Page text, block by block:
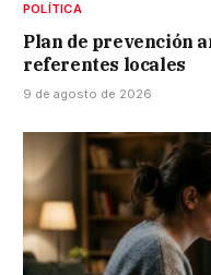
POLÍTICA
Plan de prevención
referentes locales
9 de agosto de 2026